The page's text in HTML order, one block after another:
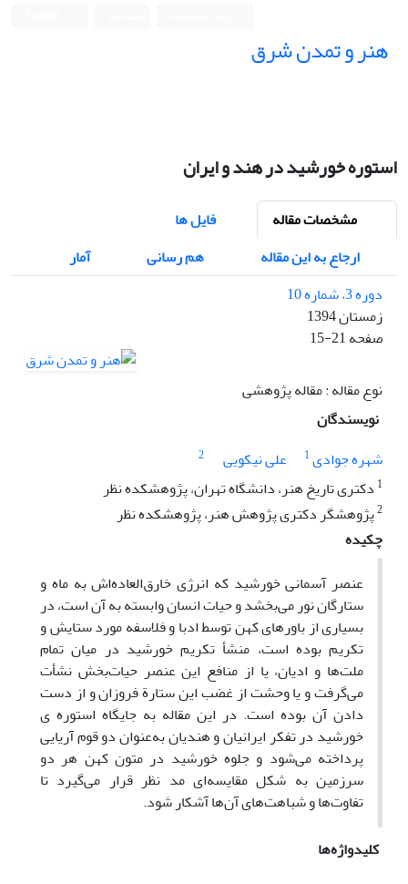
هنر و تمدن شرق
استوره خورشید در هند و ایران
مشخصات مقاله
فایل ها
ارجاع به این مقاله
هم رسانی
آمار
دوره 3، شماره 10
زمستان 1394
صفحه15-21
نوع مقاله : مقاله پژوهشی
نویسندگان
شهره جوادی1 علی نیکویی
2
1 دکتری تاریخ هنر، دانشگاه تهران، پژوهشکده نظر
2پژوهشگر دکتری پژوهش هنر، پژوهشکده نظر
چکیده
عنصر آسمانی خورشید که انرژی خارق‌العاده‌اش به ماه و
ستارگان نور می‌بخشد و حیات انسان وابسته به آن است، در
بسیاری از باورهای کهن توسط ادبا و فلاسفه مورد ستایش و
تکریم بوده است، منشأ تکریم خورشید در میان تمام
ملت‌ها و ادیان، یا از منافع این عنصر حیات‌بخش نشأت
می‌گرفت و یا وحشت از غضب این ستارة فروزان و از دست
دادن آن بوده است. در این مقاله به جایگاه استوره ی
خورشید در تفکر ایرانیان و هندیان به‌عنوان دو قوم آریایی
پرداخته می‌شود و جلوه خورشید در متون کهن هر دو
سرزمین به شکل مقایسه‌ای مد نظر قرار می‌گیرد تا
تفاوت‌ها و شباهت‌های آن‌ها آشکار شود.
کلیدواژه‌ها